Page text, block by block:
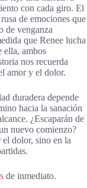
con cada giro. El
de emociones que
de venganza
que Renee lucha
ella, ambos
nos recuerda
amor y el dolor.
duradera depende
hacia la sanación
¿Escaparán de
nuevo comienzo?
dolor, sino en la
de inmediato.